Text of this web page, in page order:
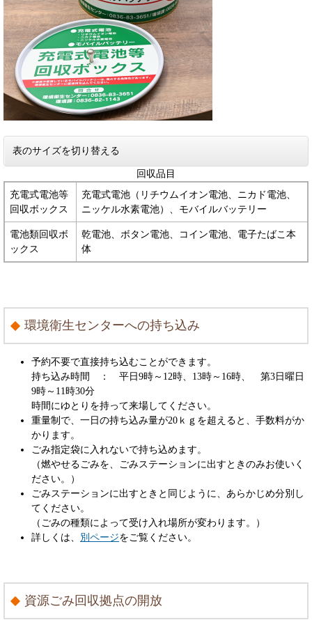
表のサイズを切り替える
回収品目
充電式電池等
回収ボックス
充電式電池（リチウムイオン電池、ニカド電池、
ニッケル水素電池）、モバイルバッテリー
電池類回収ボ
ックス
乾電池、ボタン電池、コイン電池、電子たばこ本
体
環境衛生センターへの持ち込み
予約不要で直接持ち込むことができます。
持ち込み時間 ： 平日9時～12時、13時～16時、 第3日曜日
9時～11時30分
時間にゆとりを持って来場してください。
重量制で、一日の持ち込み量が20ｋｇを超えると、手数料がか
かります。
ごみ指定袋に入れないで持ち込めます。
（燃やせるごみを、ごみステーションに出すときのみお使いく
ださい。）
ごみステーションに出すときと同じように、あらかじめ分別し
てください。
（ごみの種類によって受け入れ場所が変わります。）
詳しくは、 別ページをご覧ください。
資源ごみ回収拠点の開放